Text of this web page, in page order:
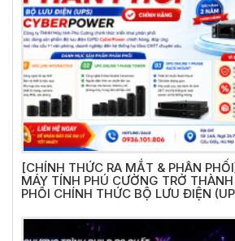
[CHÍNH THỨC RA MẮT & PHÂN
MÁY TÍNH PHÚ CƯỜNG TRỞ
PHỐI CHÍNH THỨC BỘ LƯU ĐIỆN